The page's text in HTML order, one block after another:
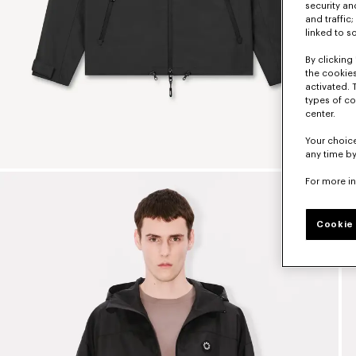
security
and traffic;
linked to
By
the
activated.
types of
center.
Your
any time
For more